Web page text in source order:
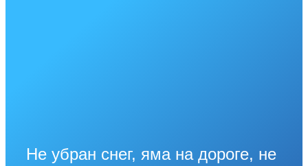
Не убран снег, яма на дороге, не